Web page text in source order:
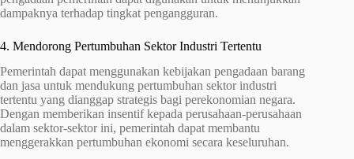
dampaknya terhadap tingkat pengangguran.
4. Mendorong Pertumbuhan Sektor Industri Tertentu
Pemerintah dapat menggunakan kebijakan pengadaan barang
dan jasa untuk mendukung pertumbuhan sektor industri
tertentu yang dianggap strategis bagi perekonomian negara.
Dengan memberikan insentif kepada perusahaan-perusahaan
dalam sektor-sektor ini, pemerintah dapat membantu
menggerakkan pertumbuhan ekonomi secara keseluruhan.